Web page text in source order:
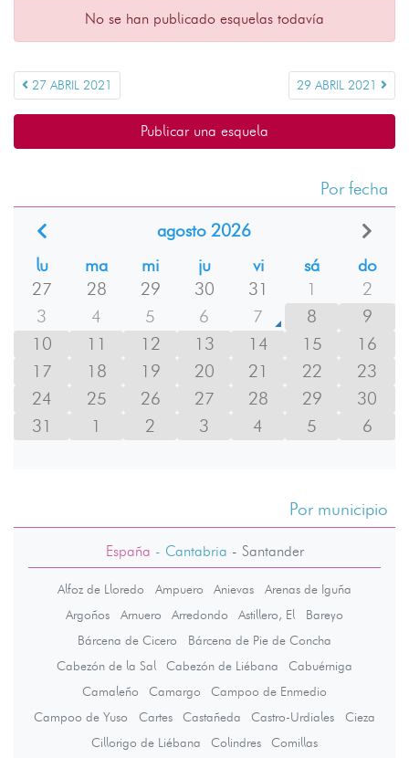
No se han publicado esquelas todavía
27 ABRIL 2021 29 ABRIL 2021
Publicar una esquela
Por fecha
agosto 2026
lu
ma mi ju vi sá
do
27
28 29 30 31 1
2
3
4 5 6 7 8
9
10
11 12 13 14 15
16
17
18 19 20 21 22
23
24
25 26 27 28 29
30
31
1 2 3 4 5 6
Por municipio
España - Cantabria - Santander
Alfoz de Lloredo Ampuero Anievas
Arenas de Iguña
Argoños
Arnuero Arredondo Astillero, El
Bareyo
Bárcena de Cicero
Bárcena de Pie de Concha
Cabezón de la Sal
Cabezón de Liébana
Cabuérniga
Camaleño
Camargo
Campoo de Enmedio
Campoo de Yuso
Cartes Castañeda Castro-Urdiales
Cieza
Cillorigo de Liébana
Colindres
Comillas